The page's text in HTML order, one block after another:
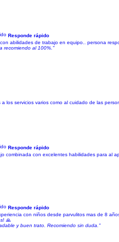
Responde rápido
abilidades de trabajo en equipo.. persona
recomiendo al 100%."
servicios varios como al cuidado de las
Responde rápido
con excelentes habilidades para al
Responde rápido
con niños desde parvulitos mas de 8
🙏
y buen trato. Recomiendo sin duda."